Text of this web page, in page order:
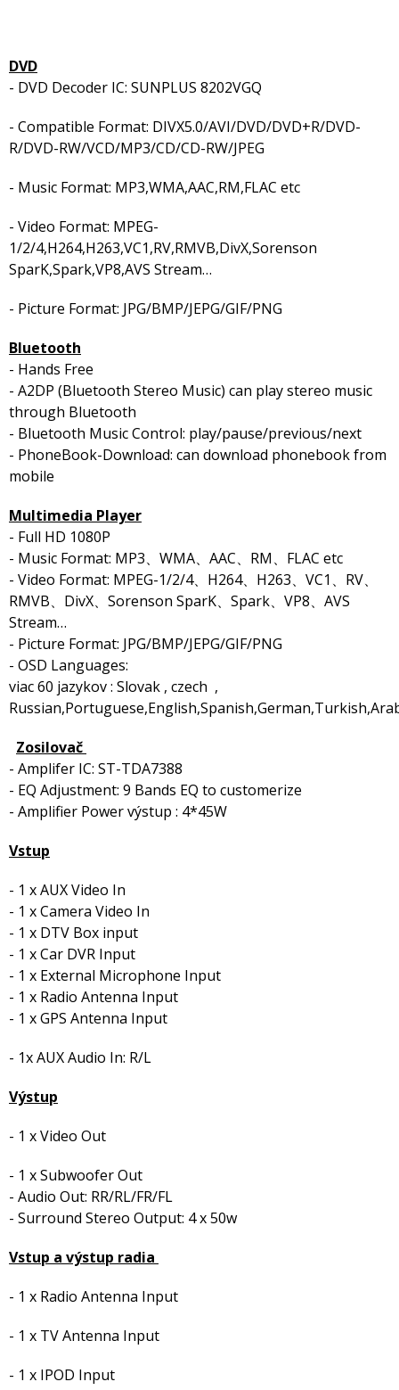
DVD
- DVD Decoder IC: SUNPLUS 8202VGQ
- Compatible Format: DIVX5.0/AVI/DVD/DVD+R/DVD-
R/DVD-RW/VCD/MP3/CD/CD-RW/JPEG
- Music Format: MP3,WMA,AAC,RM,FLAC etc
- Video Format: MPEG-
1/2/4,H264,H263,VC1,RV,RMVB,DivX,Sorenson
SparK,Spark,VP8,AVS Stream…
- Picture Format: JPG/BMP/JEPG/GIF/PNG
Bluetooth
- Hands Free
- A2DP (Bluetooth Stereo Music) can play stereo music
through Bluetooth
- Bluetooth Music Control: play/pause/previous/next
- PhoneBook-Download: can download phonebook from
mobile
Multimedia Player
- Full HD 1080P
- Music Format: MP3、WMA、AAC、RM、FLAC etc
- Video Format: MPEG-1/2/4、H264、H263、VC1、RV、
RMVB、DivX、Sorenson SparK、Spark、VP8、AVS
Stream…
- Picture Format: JPG/BMP/JEPG/GIF/PNG
- OSD Languages:
viac 60 jazykov : Slovak , czech ,
Zosilovač
- Amplifer IC: ST-TDA7388
- EQ Adjustment: 9 Bands EQ to customerize
- Amplifier Power výstup : 4*45W
Vstup
- 1 x AUX Video In
- 1 x Camera Video In
- 1 x DTV Box input
- 1 x Car DVR Input
- 1 x External Microphone Input
- 1 x Radio Antenna Input
- 1 x GPS Antenna Input
- 1x AUX Audio In: R/L
Výstup
- 1 x Video Out
- 1 x Subwoofer Out
- Audio Out: RR/RL/FR/FL
- Surround Stereo Output: 4 x 50w
Vstup a výstup radia
- 1 x Radio Antenna Input
- 1 x TV Antenna Input
- 1 x IPOD Input